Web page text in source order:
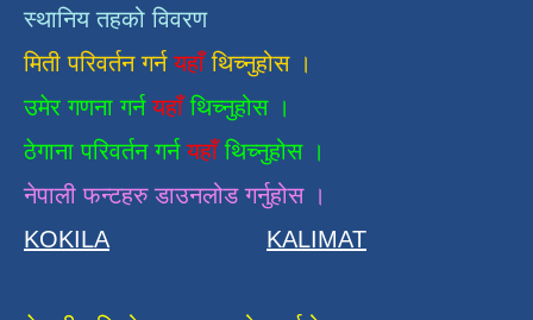
स्थानिय तहको विवरण
मिती परिवर्तन गर्न यहाँ थिच्नुहोस ।
उमेर गणना गर्नयहाँथिच्नुहोस ।
ठेगाना परिवर्तन गर्नयहाँ थिच्नुहोस ।
नेपाली फन्टहरु डाउनलोड गर्नुहोस ।
KOKILA
KALIMAT